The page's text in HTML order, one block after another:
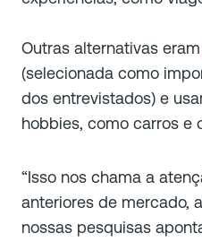
Outras alternativas eram
(selecionada como
dos entrevistados) e
hobbies, como carros e
“Isso nos chama a
anteriores de mercado,
nossas pesquisas